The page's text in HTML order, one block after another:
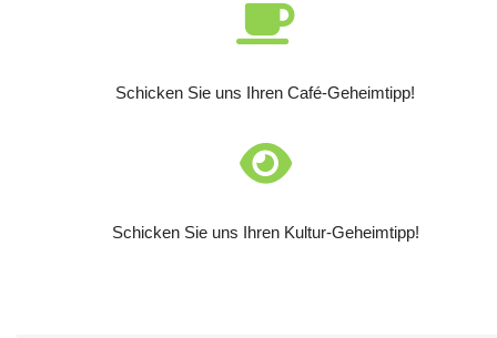
Schicken Sie uns Ihren Café-Geheimtipp!
Schicken Sie uns Ihren Kultur-Geheimtipp!